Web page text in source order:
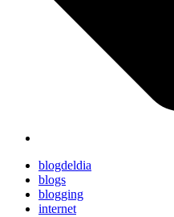
blogdeldia
blogs
blogging
internet